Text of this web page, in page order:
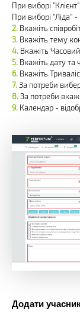
При виборі
При виборі "Ліда" -
Вкажіть
Вкажіть тему
Вкажіть
Вкажіть дату та
Вкажіть
За потреби
За потреби
Календар -
Додати